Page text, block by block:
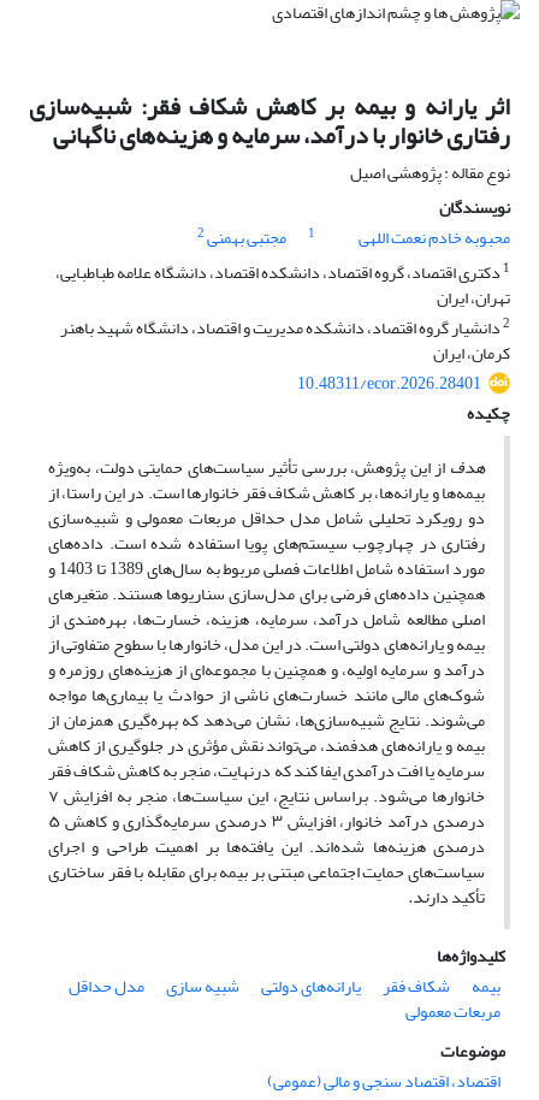
اثر یارانه و بیمه بر کاهش شکاف فقر: شبیه‌سازی
رفتاری خانوار با درآمد، سرمایه و هزینه‌های ناگهانی
نوع مقاله : پژوهشی اصیل
نویسندگان
محبوبه خادم نعمت اللهی
1 مجتبی بهمنی2
1 دکتری اقتصاد، گروه اقتصاد، دانشکده اقتصاد، دانشگاه علامه طباطبایی،
تهران، ایران
2دانشیار گروه اقتصاد، دانشکده مدیریت و اقتصاد، دانشگاه شهید باهنر
کرمان، ایران
10.48311/ecor.2026.28401
چکیده
هدف
از این پژوهش، بررسی تأثیر سیاست‌های حمایتی دولت، به‎‌ویژه
بیمه‌ها و یارانه‌ها، بر کاهش شکاف فقر خانوارها است. در این راستا، از
دو رویکرد تحلیلی شامل مدل حداقل مربعات معمولی و شبیه‌سازی
رفتاری در چهارچوب سیستم‌های پویا استفاده شده است. داده‌های
مورد استفاده شامل اطلاعات فصلی مربوط به سال‌های 1389 تا 1403 و
همچنین داده‌های فرضی برای مدل‌سازی سناریوها هستند.متغیرهای
اصلی مطالعه شامل درآمد، سرمایه، هزینه، خسارت‌ها، بهره‌مندی از
بیمه و یارانه‌های دولتی است. در این مدل، خانوارها با سطوح متفاوتی از
درآمد و سرمایه اولیه، و همچنین با مجموعه‌ای از هزینه‌های روزمره و
شوک‌های مالی مانند خسارت‌های ناشی از حوادث یا بیماری‌ها مواجه
می‌شوند. نتایج شبیه‌سازی‌ها، نشان می‌دهد که بهره‌گیری همزمان از
بیمه و یارانه‌های هدفمند، می‌تواند نقش مؤثری در جلوگیری از کاهش
سرمایه یا افت درآمدی ایفا کند که درنهایت، منجر به کاهش شکاف فقر
خانوارها می‌شود. براساس نتایج، این سیاست‌ها، منجر به افزایش ۷
درصدی درآمد خانوار، افزایش ۳ درصدی سرمایه‌گذاری و کاهش ۵
درصدی هزینه‌ها شده‌اند. این یافته‌ها بر اهمیت طراحی و اجرای
سیاست‌های حمایت اجتماعی مبتنی بر بیمه برای مقابله با فقر ساختاری
تأکید دارند.
کلیدواژه‌ها
بیمه
شکاف فقر یارانه‌های دولتی شبیه سازی مدل حداقل
مربعات معمولی
موضوعات
اقتصاد، اقتصاد سنجی و مالی (عمومی)